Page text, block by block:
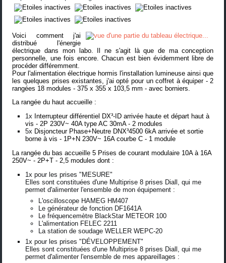
Voici comment j'ai
distribué l'énergie
électrique dans mon labo. Il ne s'agit là que de ma conception
personnelle, une fois encore. Chacun est bien évidemment libre de
procéder différemment.
Pour l'alimentation électrique hormis l'installation lumineuse ainsi que
les quelques prises existantes, j'ai opté pour uncoffret à équiper - 2
rangées 18 modules - 375 x 355 x 103,5 mm - avec borniers.
La rangée du haut accueille :
1x Interrupteur différentiel DX³-ID arrivée haute et départ haut à
vis - 2P 230V~ 40A type AC 30mA - 2 modules
5x Disjoncteur Phase+Neutre DNX³4500 6kA arrivée et sortie
borne à vis - 1P+N 230V~ 16A courbe C - 1 module
La rangée du bas accueille 5 Prises de courant modulaire 10A à 16A
250V~ - 2P+T - 2,5 modules dont :
1x pour les prises "MESURE"
Elles sont constituées d'une Multiprise 8 prises Diall, qui me
permet d'alimenter l'ensemble de mon équipement :
L'oscilloscope HAMEG HM407
Le générateur de fonction DF1641A
Le fréquencemètre BlackStar METEOR 100
L'alimentation FELEC 2211
La station de soudage WELLER WEPC-20
1x pour les prises "DÉVELOPPEMENT"
Elles sont constituées d'une Multiprise 8 prises Diall, qui me
permet d'alimenter l'ensemble de mes appareillages :